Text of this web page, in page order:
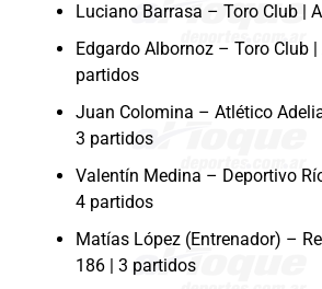
Luciano Barrasa – Toro Club |
Edgardo Albornoz – Toro Club
partidos
Juan Colomina – Atlético
3 partidos
Valentín Medina – Deportivo
4 partidos
Matías López (Entrenador) –
186 | 3 partidos